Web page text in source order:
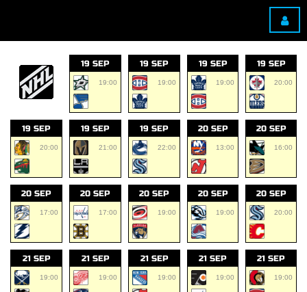
19 SEP
19:00
19 SEP
19:00
19 SEP
19:00
19 SEP
20:00
19 SEP
20:00
19 SEP
21:00
19 SEP
22:00
20 SEP
13:00
20 SEP
16:00
20 SEP
17:00
20 SEP
17:00
20 SEP
19:00
20 SEP
19:00
20 SEP
20:00
21 SEP
19:00
21 SEP
19:00
21 SEP
19:00
21 SEP
19:00
21 SEP
19:00